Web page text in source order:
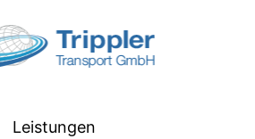
Leistungen